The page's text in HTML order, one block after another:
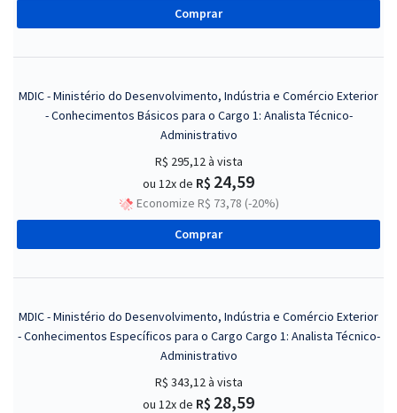
Comprar
MDIC - Ministério do Desenvolvimento, Indústria e Comércio Exterior
- Conhecimentos Básicos para o Cargo 1: Analista Técnico-
Administrativo
R$ 295,12à vista
ou 12x de R$ 24,59
Economize R$ 73,78 (-20%)
Comprar
MDIC - Ministério do Desenvolvimento, Indústria e Comércio Exterior
- Conhecimentos Específicos para o Cargo Cargo 1: Analista Técnico-
Administrativo
R$ 343,12à vista
ou 12x de R$ 28,59